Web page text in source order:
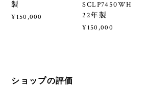
製
¥150,000
SCLP7450WH
22年製
¥150,000
ショップの評価